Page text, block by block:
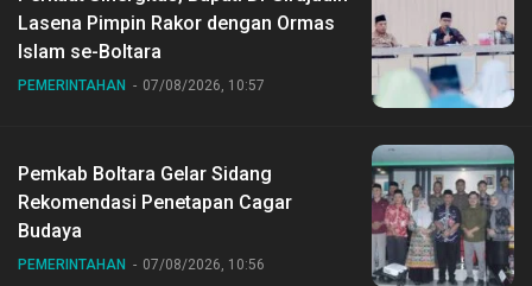
Lasena Pimpin Rakor dengan Ormas
Islam se-Boltara
PEMERINTAHAN 07/08/2026, 10:57
Pemkab Boltara Gelar Sidang
Rekomendasi Penetapan Cagar
Budaya
PEMERINTAHAN 07/08/2026, 10:56